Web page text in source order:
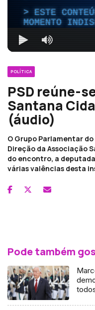
ESTE
MOMENTO
POLÍTICA
PSD reúne-
Santana
(áudio)
O Grupo Parlamentar
Direção da Associação
do encontro, a
várias valências desta
Pode também